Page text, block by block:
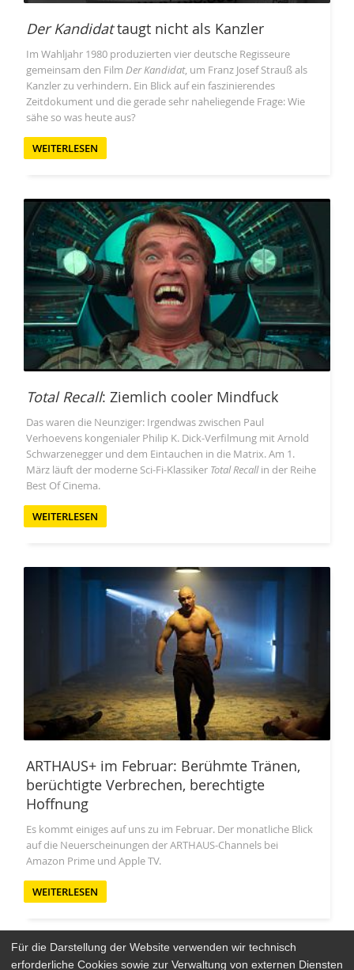
Der Kandidattaugt nicht als Kanzler
Im Wahljahr 1980 produzierten vier deutsche Regisseure
gemeinsam den Film Der Kandidat, um Franz Josef Strauß als
Kanzler zu verhindern. Ein Blick auf ein faszinierendes
Zeitdokument und die gerade sehr naheliegende Frage: Wie
sähe so was heute aus?
WEITERLESEN
Total Recall: Ziemlich cooler Mindfuck
Das waren die Neunziger: Irgendwas zwischen Paul
Verhoevens kongenialer Philip K. Dick-Verfilmung mit Arnold
Schwarzenegger und dem Eintauchen in die Matrix. Am 1.
März läuft der moderne Sci-Fi-Klassiker Total Recallin der Reihe
Best Of Cinema.
WEITERLESEN
ARTHAUS+ im Februar: Berühmte Tränen,
berüchtigte Verbrechen, berechtigte
Hoffnung
Es kommt einiges auf uns zu im Februar. Der monatliche Blick
auf die Neuerscheinungen der ARTHAUS-Channels bei
Amazon Prime und Apple TV.
WEITERLESEN
Für die Darstellung der Website verwenden wir technisch
erforderliche Cookies sowie zur Verwaltung von externen Diensten